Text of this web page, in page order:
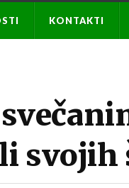
KONTAKTI
svojih